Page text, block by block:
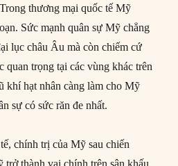
thương mại quốc tế Mỹ
Sức mạnh quân sự Mỹ chẳng
lục châu Âu mà còn chiếm cứ
quan trọng tại các vùng khác trên
khí hạt nhân càng làm cho Mỹ
sự có sức răn đe nhất.
chính trị của Mỹ sau chiến